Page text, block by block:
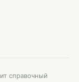
справочный